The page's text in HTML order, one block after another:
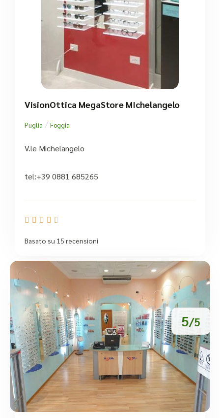
VisionOttica MegaStore MIchelangelo
Puglia / Foggia
V.le Michelangelo
tel:+39 0881 685265
    
Basato su 15 recensioni
5/5